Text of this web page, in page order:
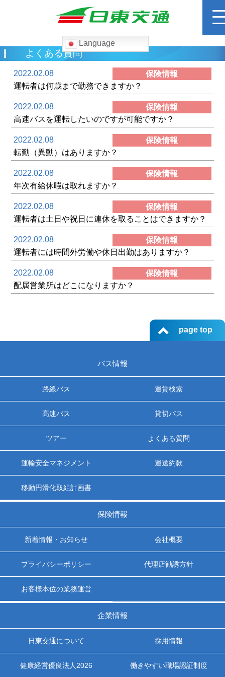
Language
検
索:
ホーム
高速バス
ツアー
よくある質問
採用
日東交通について
お問い合わせ
よくある質問
2022.02.08
保険情報
運転者は何歳まで勤務できますか？
2022.02.08
保険情報
高速バスを運転したいのですが可能ですか？
2022.02.08
保険情報
転勤（異動）はありますか？
2022.02.08
保険情報
年次有給休暇は取れますか？
2022.02.08
保険情報
運転者は土日や祝日に連休を取ることはできますか？
2022.02.08
保険情報
運転者には時間外労働や休日出勤はありますか？
2022.02.08
保険情報
配属営業所はどこになりますか？
page top
バス情報
路線バス 運賃検索
高速バス 貸切バス
ツアー よくある質問
運輸安全マネジメント 運送約款
移動円滑化取組計画書
保険情報
新着情報・お知らせ 会社概要
プライバシーポリシー 代理店勧誘方針
お客様本位の業務運営
企業情報
日東交通について 採用情報
健康経営優良法人2026 働きやすい職場認証制度